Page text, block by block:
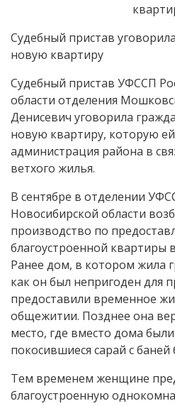
Судебный пристав
новую квартиру
Судебный пристав УФССП
области отделения
Денисевич уговорила
новую квартиру, которую
администрация района в
ветхого жилья.
В сентябре в отделении
Новосибирской области
производство по
благоустроенной квартиры
Ранее дом, в котором жила
как он был непригоден для
предоставили временное
общежитии. Позднее она
место, где вместо дома
покосившиеся сарай с баней
Тем временем женщине
благоустроенную